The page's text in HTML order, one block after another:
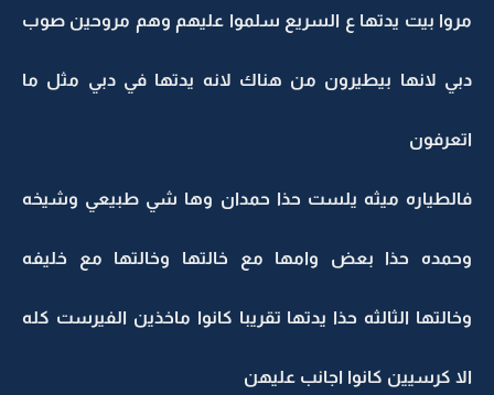
مروا بيت يدتها ع السريع سلموا عليهم وهم مروحين صوب
دبي لانها بيطيرون من هناك لانه يدتها في دبي مثل ما
اتعرفون
فالطياره ميثه يلست حذا حمدان وها شي طبيعي وشيخه
وحمده حذا بعض وامها مع خالتها وخالتها مع خليفه
وخالتها الثالثه حذا يدتها تقريبا كانوا ماخذين الفيرست كله
الا كرسيين كانوا اجانب عليهن